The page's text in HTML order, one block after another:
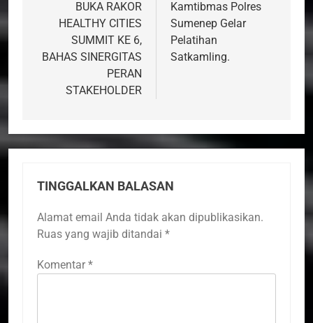
BUKA RAKOR
HEALTHY CITIES
SUMMIT KE 6,
BAHAS SINERGITAS
PERAN
STAKEHOLDER
Kamtibmas Polres
Sumenep Gelar
Pelatihan
Satkamling.
TINGGALKAN BALASAN
Alamat email Anda tidak akan dipublikasikan.
Ruas yang wajib ditandai *
Komentar *